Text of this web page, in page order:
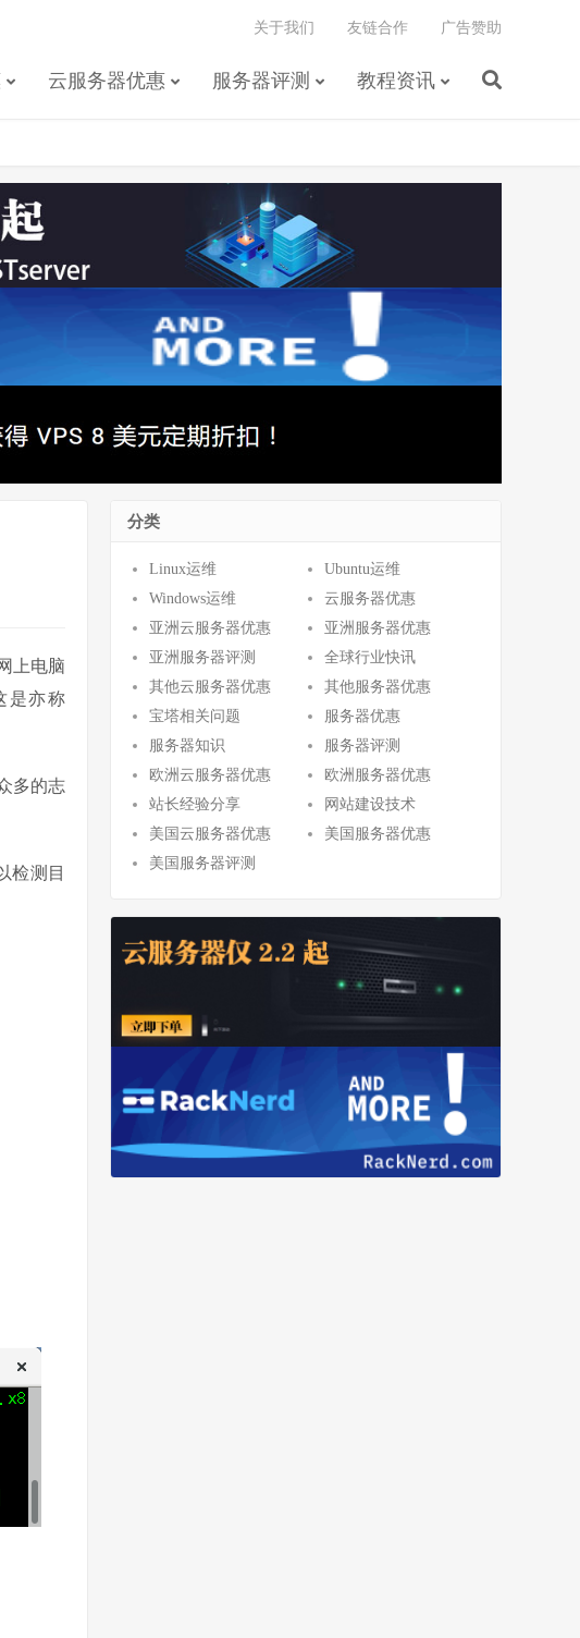
云服务器优惠 服务器评测 教程资讯
关于我们 友链合作 广告赞助
上电脑
是亦称
多的志
检测目
分类
Linux运维
Ubuntu运维
Windows运维
云服务器优惠
亚洲云服务器优惠
亚洲服务器优惠
亚洲服务器评测
全球行业快讯
其他云服务器优惠
其他服务器优惠
宝塔相关问题
服务器优惠
服务器知识
服务器评测
欧洲云服务器优惠
欧洲服务器优惠
站长经验分享
网站建设技术
美国云服务器优惠
美国服务器优惠
美国服务器评测